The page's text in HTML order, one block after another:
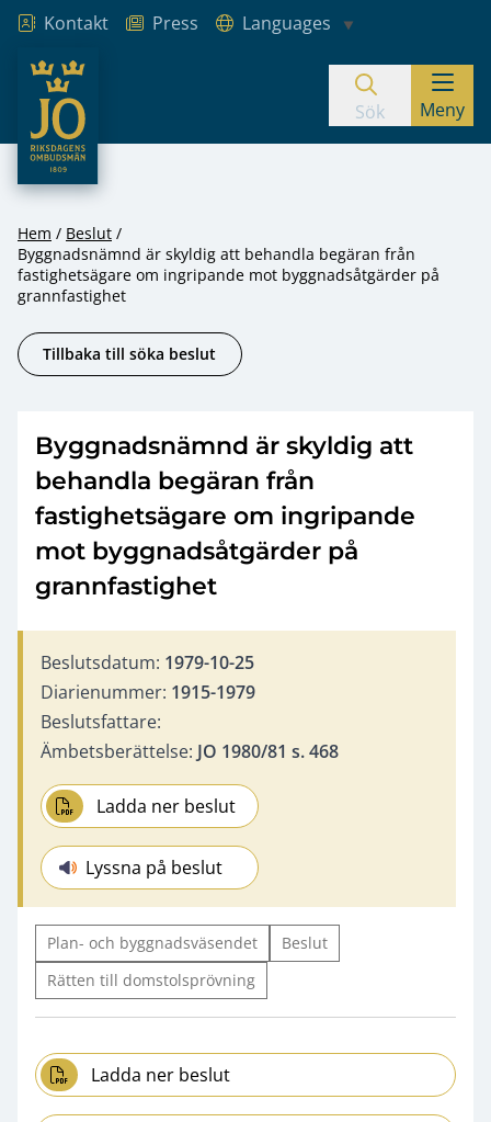
Hoppa till innehåll
Kontakt Press
Languages
JO – Riksdagens Ombudsmän
Sök Meny
Hem
Beslut
Byggnadsnämnd är skyldig att behandla begäran från
fastighetsägare om ingripande mot byggnadsåtgärder på
grannfastighet
Tillbaka till söka beslut
Byggnadsnämnd är skyldig att
behandla begäran från
fastighetsägare om ingripande
mot byggnadsåtgärder på
grannfastighet
Beslutsdatum: 1979-10-25
Diarienummer: 1915-1979
Beslutsfattare:
Ämbetsberättelse: JO 1980/81 s. 468
Ladda ner beslut
Lyssna på beslut
Plan- och byggnadsväsendet
Beslut
Rätten till domstolsprövning
Ladda ner beslut